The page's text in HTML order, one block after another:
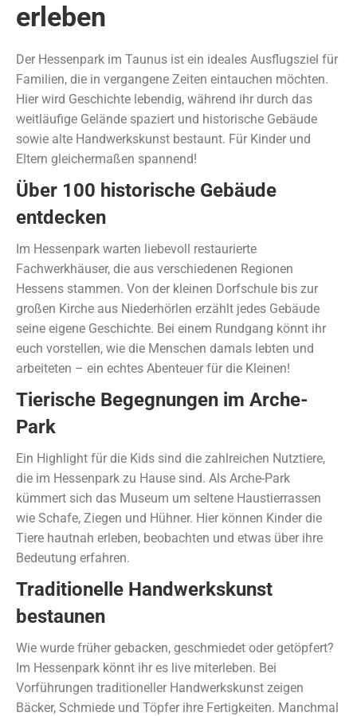
erleben
Der Hessenpark im Taunus ist ein ideales Ausflugsziel für
Familien, die in vergangene Zeiten eintauchen möchten.
Hier wird Geschichte lebendig, während ihr durch das
weitläufige Gelände spaziert und historische Gebäude
sowie alte Handwerkskunst bestaunt. Für Kinder und
Eltern gleichermaßen spannend!
Über 100 historische Gebäude
entdecken
Im Hessenpark warten liebevoll restaurierte
Fachwerkhäuser, die aus verschiedenen Regionen
Hessens stammen. Von der kleinen Dorfschule bis zur
großen Kirche aus Niederhörlen erzählt jedes Gebäude
seine eigene Geschichte. Bei einem Rundgang könnt ihr
euch vorstellen, wie die Menschen damals lebten und
arbeiteten – ein echtes Abenteuer für die Kleinen!
Tierische Begegnungen im Arche-
Park
Ein Highlight für die Kids sind die zahlreichen Nutztiere,
die im Hessenpark zu Hause sind. Als Arche-Park
kümmert sich das Museum um seltene Haustierrassen
wie Schafe, Ziegen und Hühner. Hier können Kinder die
Tiere hautnah erleben, beobachten und etwas über ihre
Bedeutung erfahren.
Traditionelle Handwerkskunst
bestaunen
Wie wurde früher gebacken, geschmiedet oder getöpfert?
Im Hessenpark könnt ihr es live miterleben. Bei
Vorführungen traditioneller Handwerkskunst zeigen
Bäcker, Schmiede und Töpfer ihre Fertigkeiten. Manchmal